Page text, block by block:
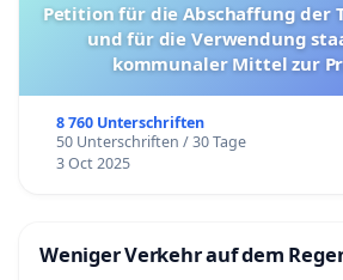
Petition für die Abschaffung der Tötungsstationen
und für die Verwendung
kommunaler Mittel zur
8 760 Unterschriften
50 Unterschriften / 30 Tage
3 Oct 2025
Weniger Verkehr auf dem